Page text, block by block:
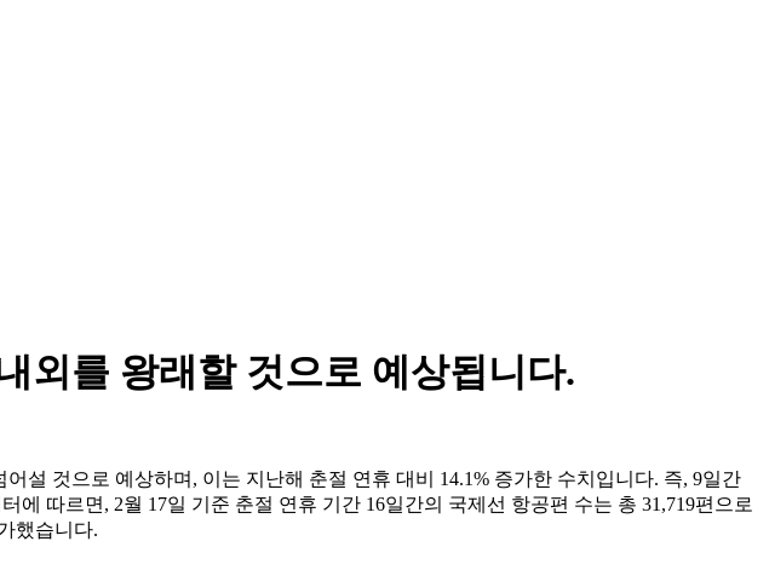
외를 왕래할 것으로 예상됩니다.
설 것으로 예상하며, 이는 지난해 춘절 연휴 대비 14.1% 증가한 수치입니다. 즉, 9일간
따르면, 2월 17일 기준 춘절 연휴 기간 16일간의 국제선 항공편 수는 총 31,719편으로
했습니다.